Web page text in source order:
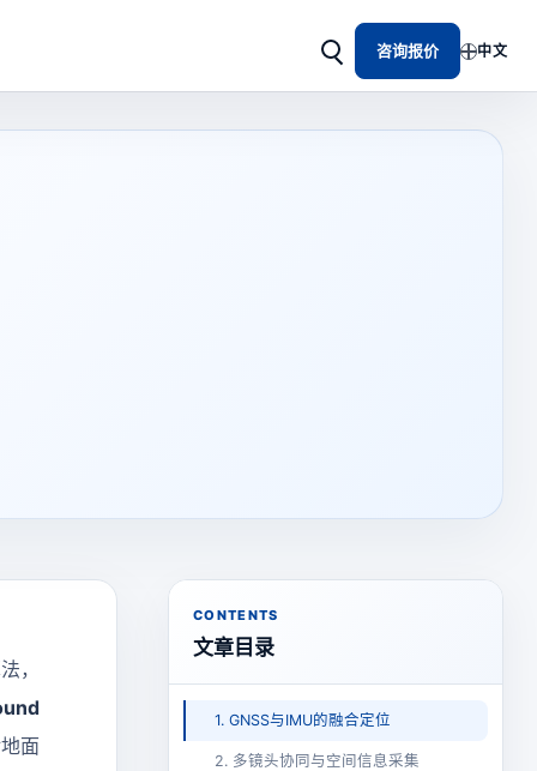
咨询报价 中文
，
面
CONTENTS
文章目录
1. GNSS与IMU的融合定位
2. 多镜头协同与空间信息采集